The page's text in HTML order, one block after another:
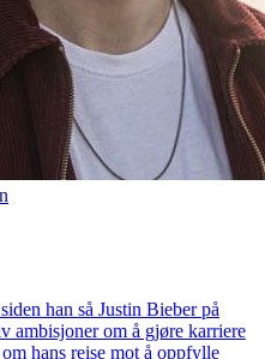
han så Justin Bieber på
ambisjoner om å gjøre karriere
hans reise mot å oppfylle